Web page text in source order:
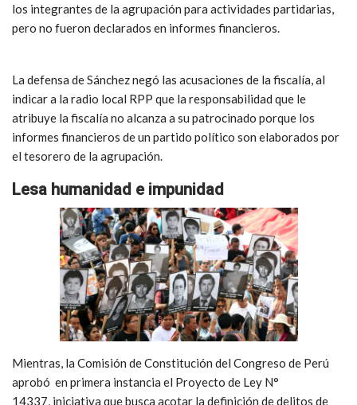
los integrantes de la agrupación para actividades partidarias,
pero no fueron declarados en informes financieros.
La defensa de Sánchez negó las acusaciones de la fiscalía, al
indicar a la radio local RPP que la responsabilidad que le
atribuye la fiscalía no alcanza a su patrocinado porque los
informes financieros de un partido político son elaborados por
el tesorero de la agrupación.
Lesa humanidad e impunidad
Mientras, la Comisión de Constitución del Congreso de Perú
aprobó en primera instancia el Proyecto de Ley N°
14337, iniciativa que busca acotar la definición de delitos de